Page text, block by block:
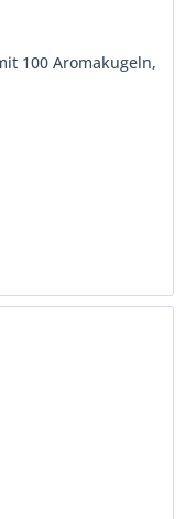
100 Aromakugeln,